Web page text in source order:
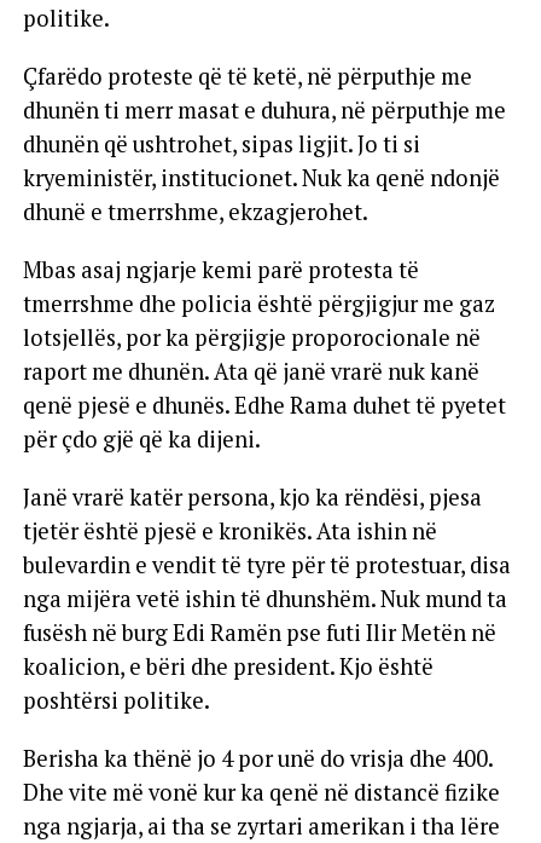
politike.
Çfarëdo proteste që të ketë, në përputhje me
dhunën ti merr masat e duhura, në përputhje me
dhunën që ushtrohet, sipas ligjit. Jo ti si
kryeministër, institucionet. Nuk ka qenë ndonjë
dhunë e tmerrshme, ekzagjerohet.
Mbas asaj ngjarje kemi parë protesta të
tmerrshme dhe policia është përgjigjur me gaz
lotsjellës, por ka përgjigje proporocionale në
raport me dhunën. Ata që janë vrarë nuk kanë
qenë pjesë e dhunës. Edhe Rama duhet të pyetet
për çdo gjë që ka dijeni.
Janë vrarë katër persona, kjo ka rëndësi, pjesa
tjetër është pjesë e kronikës. Ata ishin në
bulevardin e vendit të tyre për të protestuar, disa
nga mijëra vetë ishin të dhunshëm. Nuk mund ta
fusësh në burg Edi Ramën pse futi Ilir Metën në
koalicion, e bëri dhe president. Kjo është
poshtërsi politike.
Berisha ka thënë jo 4 por unë do vrisja dhe 400.
Dhe vite më vonë kur ka qenë në distancë fizike
nga ngjarja, ai tha se zyrtari amerikan i tha lëre